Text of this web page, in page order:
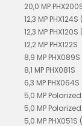
20,0 MP
12,3 MP
12,3 MP
12,2 MP PHX122S
8,9 MP PHX089S
8,1 MP PHX081S
6,3 MP PHX064S
5,0 MP
5,0 MP
5,0 MP